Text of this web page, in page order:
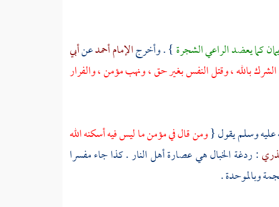
كما يعضد الراعي الشجرة} . وأخرجالإمام أحمدعنأبي
بالله ، وقتل النفس بغير حق ، ونهب مؤمن ، والفرار
عليه وسلم يقول {ومن قال في مؤمن ما ليس فيه أسكنه الله
: ردغة الخبال هي عصارة أهل النار . كذا جاء مفسرا
وبالموحدة .